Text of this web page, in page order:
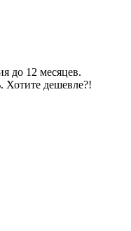
до 12 месяцев.
Хотите дешевле?!